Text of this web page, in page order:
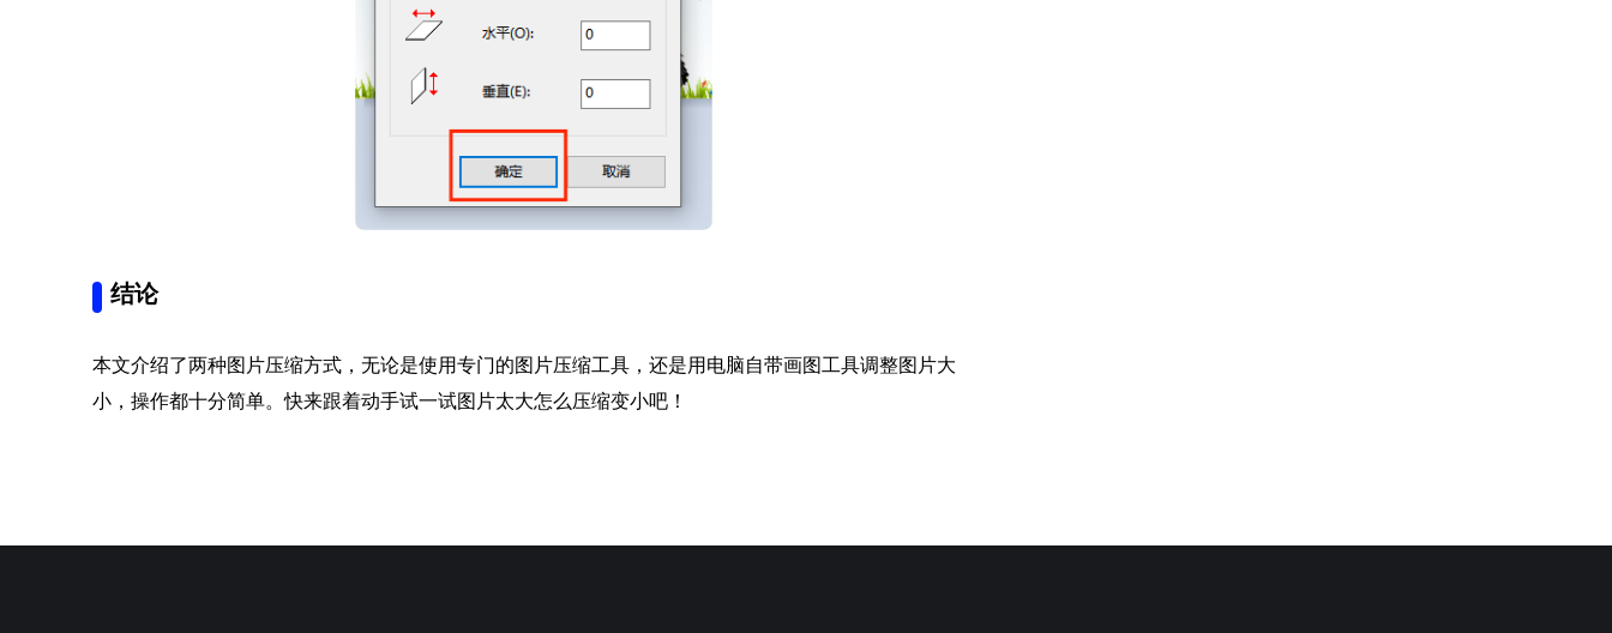
结论
本文介绍了两种图片压缩方式，无论是使用专门的图片压缩工具，还是用电脑自带画图工具调整图片大
小，操作都十分简单。快来跟着动手试一试图片太大怎么压缩变小吧！